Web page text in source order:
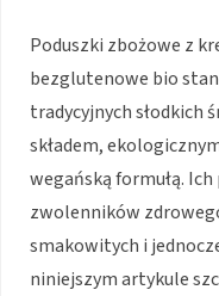
Poduszki zbożowe z
bezglutenowe bio
tradycyjnych słodkich
składem,
wegańską formułą.
zwolenników
smakowitych i
niniejszym artykule